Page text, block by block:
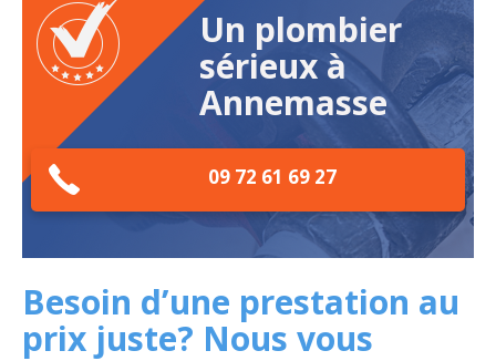
Un plombier
sérieux à
Annemasse
09 72 61 69 27
Besoin d’une prestation au
prix juste? Nous vous